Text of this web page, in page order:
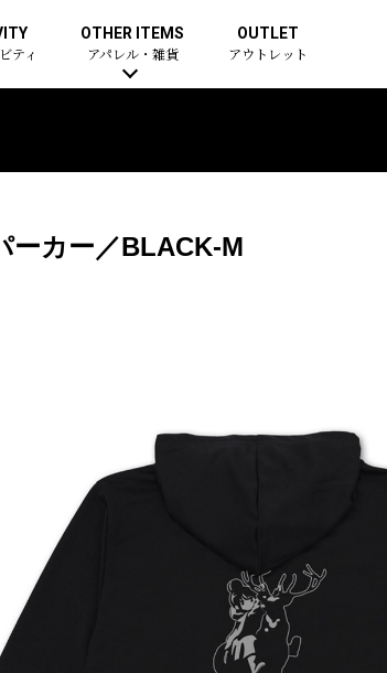
ティ
OTHER ITEMS
アパレル・雑貨
OUTLET
アウトレット
ーカー／BLACK-M